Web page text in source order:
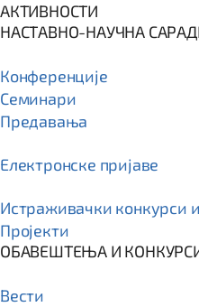
АКТИВНОСТИ
НАСТАВНО-НАУЧНА
Конференције
Семинари
Предавања
Електронске пријаве
Истраживачки конкурси
Пројекти
ОБАВЕШТЕЊА И
Вести